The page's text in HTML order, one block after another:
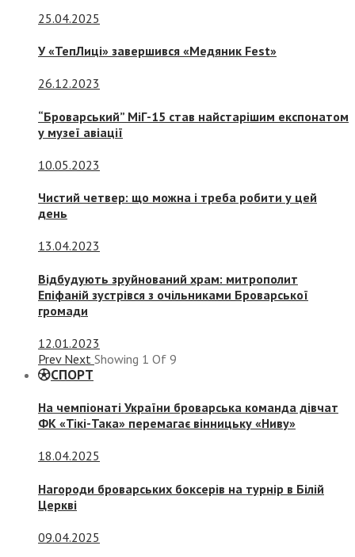
25.04.2025
У «ТепЛиці» завершився «Медяник Fest»
26.12.2023
“Броварський” МіГ-15 став найстарішим експонатом
у музеї авіації
10.05.2023
Чистий четвер: що можна і треба робити у цей
день
13.04.2023
Відбудують зруйнований храм: митрополит
Епіфаній зустрівся з очільниками Броварської
громади
12.01.2023
Prev Next Showing 1 Of 9
СПОРТ
На чемпіонаті України броварська команда дівчат
ФК «Тікі-Така» перемагає вінницьку «Ниву»
18.04.2025
Нагороди броварських боксерів на турнір в Білій
Церкві
09.04.2025